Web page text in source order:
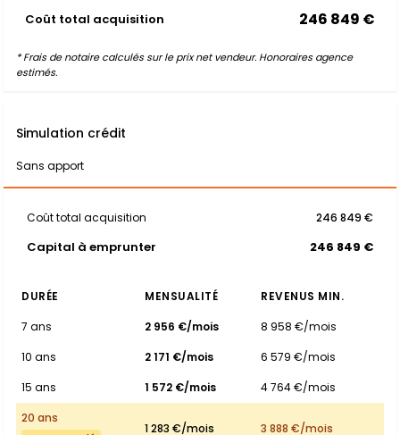
Coût total acquisition 246 849 €
* Frais de notaire calculés sur le prix net vendeur. Honoraires agence
estimés.
Simulation crédit
Sans apport
Coût total acquisition 246 849 €
Capital à emprunter 246 849 €
DURÉE MENSUALITÉ
REVENUS MIN.
7 ans
2 956 €/mois
8 958 €/mois
10 ans
2 171 €/mois
6 579 €/mois
15 ans
1 572 €/mois
4 764 €/mois
20 ans
1 283 €/mois 3 888 €/mois